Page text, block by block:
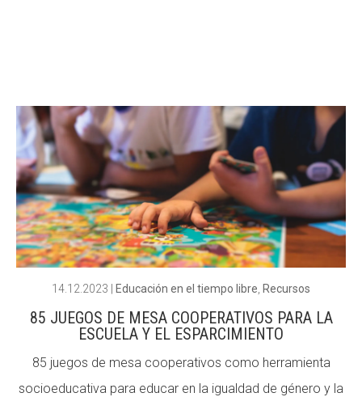
14.12.2023 Educación en el tiempo libre Recursos
85 JUEGOS DE MESA COOPERATIVOS PARA LA
ESCUELA Y EL ESPARCIMIENTO
85 juegos de mesa cooperativos como herramienta
socioeducativa para educar en la igualdad de género y la
CASES DE COLÒNIES
ACCIÓ SOCIAL I JOVES
ESPLAIS
SUPORT TERCER SECTOR